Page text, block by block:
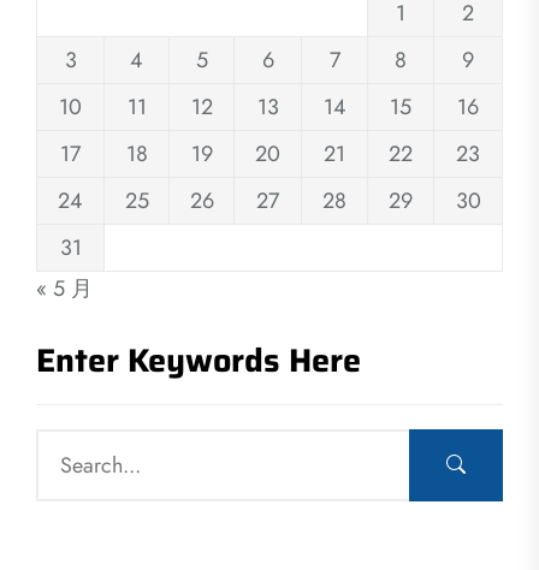
1
2
3
4 5 6 7 8
9
10
11 12 13 14 15
16
17
18 19 20 21 22
23
24
25 26 27 28 29
30
31
« 5 月
Enter Keywords Here